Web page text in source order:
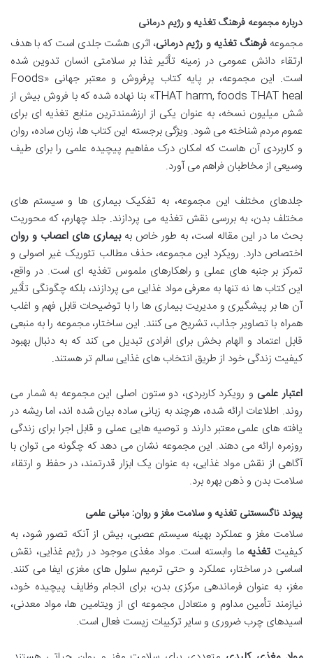
درباره مجموعه فرهنگ تغذیه و رژیم درمانی
مجموعهفرهنگ تغذیه و رژیم درمانی، اثری هشت جلدی است که با هدف
ارتقاء دانش عمومی در زمینه تأثیر غذا بر سلامتی انسان تدوین شده
است. این مجموعه، بر پایه کتاب پرفروش و معتبر جهانی «Foods
THAT harm, foods THAT heal» بنا نهاده شده که با فروش بیش از
شش میلیون نسخه، به عنوان یکی از ارزشمندترین منابع تغذیه ای برای
عموم مردم شناخته می شود. ویژگی برجسته این کتاب ها، زبان ساده، روان
و کاربردی آن هاست که امکان درک مفاهیم پیچیده علمی را برای طیف
وسیعی از مخاطبان فراهم می آورد.
جلدهای مختلف این مجموعه، به تفکیک بیماری ها و سیستم های
مختلف بدن، به بررسی نقش تغذیه می پردازند. جلد چهارم، که محوریت
بحث ما در این مقاله است، به طور خاص بهبیماری های اعصاب و روان
اختصاص دارد. رویکرد این مجموعه، حذف مطالب تئوریک غیر اصولی و
تمرکز بر جنبه های عملی و راهکارهای ملموس تغذیه ای است. در واقع،
این کتاب ها نه تنها به معرفی مواد غذایی می پردازند، بلکه چگونگی تأثیر
آن ها بر پیشگیری و مدیریت بیماری ها را با توضیحات قابل فهم و اغلب
همراه با تصاویر جذاب، تشریح می کنند. این ساختار، مجموعه را به منبعی
قابل اعتماد و الهام بخش برای افرادی تبدیل می کند که به دنبال بهبود
کیفیت زندگی خود از طریق انتخاب های غذایی سالم تر هستند.
اعتبار علمی و رویکرد کاربردی، دو ستون اصلی این مجموعه به شمار می
روند. اطلاعات ارائه شده، هرچند به زبانی ساده بیان شده اند، اما ریشه در
یافته های علمی معتبر دارند و توصیه هایی عملی و قابل اجرا برای زندگی
روزمره ارائه می دهند. این مجموعه نشان می دهد که چگونه می توان با
آگاهی از نقش مواد غذایی، به عنوان یک ابزار قدرتمند، در حفظ و ارتقاء
سلامت بدن و ذهن بهره برد.
پیوند ناگسستنی تغذیه و سلامت مغز و روان: مبانی علمی
سلامت مغز و عملکرد بهینه سیستم عصبی، بیش از آنکه تصور شود، به
کیفیت تغذیه ما وابسته است. مواد مغذی موجود در رژیم غذایی، نقش
اساسی در ساختار، عملکرد و حتی ترمیم سلول های مغزی ایفا می کنند.
مغز، به عنوان فرماندهی مرکزی بدن، برای انجام وظایف پیچیده خود،
نیازمند تأمین مداوم و متعادل مجموعه ای از ویتامین ها، مواد معدنی،
اسیدهای چرب ضروری و سایر ترکیبات زیست فعال است.